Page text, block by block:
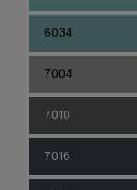
6034
7004
7010
7016